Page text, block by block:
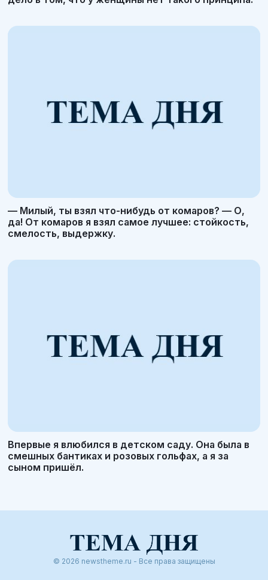
— Милый, ты взял что-нибудь от комаров? — О,
да! От комаров я взял самое лучшее: стойкость,
смелость, выдержку.
Впервые я влюбился в детском саду. Она была в
смешных бантиках и розовых гольфах, а я за
сыном пришёл.
© 2026 newstheme.ru - Все права защищены